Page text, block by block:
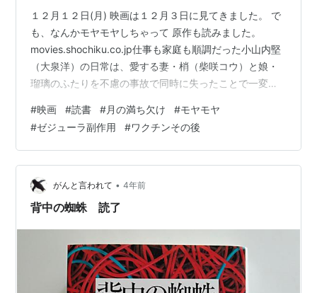
１２月１２日(月) 映画は１２月３日に見てきました。 で
も、なんかモヤモヤしちゃって 原作も読みました。
movies.shochiku.co.jp仕事も家庭も順調だった小山内堅
（大泉洋）の日常は、愛する妻・梢（柴咲コウ）と娘・
瑠璃のふたりを不慮の事故で同時に失ったことで一変。
（目黒蓮）が訪ねてくる。事故に遭った日、小山内の娘
が面識のないはずの自分に会いに来ようとしていたこ
と、そして彼女は、かつて自分が狂おしいほどに愛し
た“瑠璃”という女性（有村架純）の生まれ変わりだったの
ではないか、と告げる。【愛し合っていた一組の夫婦】
と、【許されざる恋に落…
#映画 #読書 #月の満ち欠け #モヤモヤ
#ゼジューラ副作用 #ワクチンその後
がんと言われて • 4年前
背中の蜘蛛 読了